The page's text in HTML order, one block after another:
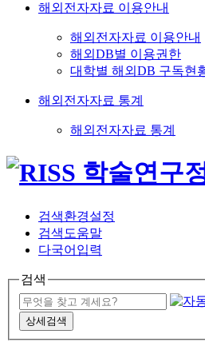
해외전자자료 이용안내
해외전자자료 이용안내
해외DB별 이용권한
대학별 해외DB 구독현
해외전자자료 통계
해외전자자료 통계
검색환경설정
검색도움말
다국어입력
검색
상세검색